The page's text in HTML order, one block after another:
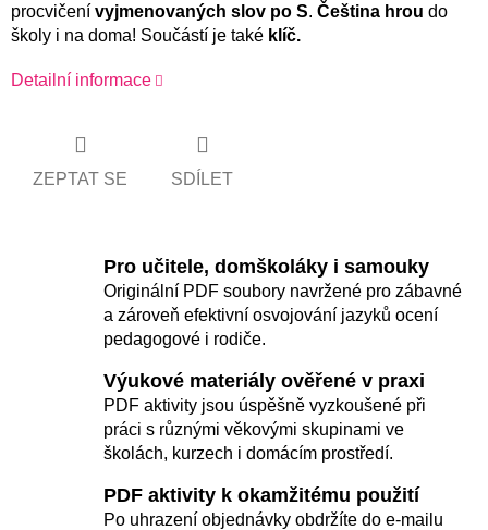
procvičení vyjmenovaných slov po S. Čeština hrou do
školy i na doma! Součástí je také klíč.
Detailní informace
ZEPTAT SE SDÍLET
Pro učitele, domškoláky i samouky
Originální PDF soubory navržené pro zábavné
a zároveň efektivní osvojování jazyků ocení
pedagogové i rodiče.
Výukové materiály ověřené v praxi
PDF aktivity jsou úspěšně vyzkoušené při
práci s různými věkovými skupinami ve
školách, kurzech i domácím prostředí.
PDF aktivity k okamžitému použití
Po uhrazení objednávky obdržíte do e-mailu